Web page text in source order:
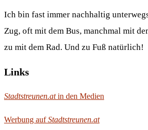
Ich bin fast immer nachhaltig
Zug, oft mit dem Bus, manchmal mit
zu mit dem Rad. Und zu Fuß natürlich!
Links
Stadtstreunen.atin den Medien
Werbung aufStadtstreunen.at